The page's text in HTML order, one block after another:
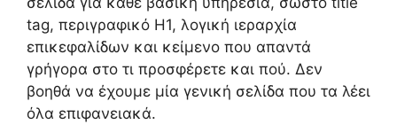
tag, περιγραφικό H1, λογική ιεραρχία
επικεφαλίδων και κείμενο που απαντά
γρήγορα στο τι προσφέρετε και πού. Δεν
βοηθά να έχουμε μία γενική σελίδα που τα λέει
όλα επιφανειακά.